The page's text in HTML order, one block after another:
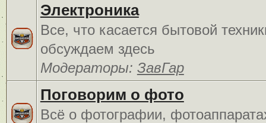
Электроника
Все, что касается бытовой
обсуждаем здесь
Модераторы: ЗавГар
Поговорим о фото
Всё о фотографии,